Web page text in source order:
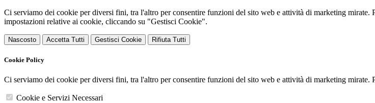
Ci serviamo dei cookie per diversi fini, tra l'altro per consentire funzioni del sito web e attività di marketing mirate.
impostazioni relative ai cookie, cliccando su "Gestisci Cookie".
Nascosto Accetta Tutti Gestisci Cookie Rifiuta Tutti
Cookie Policy
Ci serviamo dei cookie per diversi fini, tra l'altro per consentire funzioni del sito web e attività di marketing mirate.
Cookie e Servizi Necessari